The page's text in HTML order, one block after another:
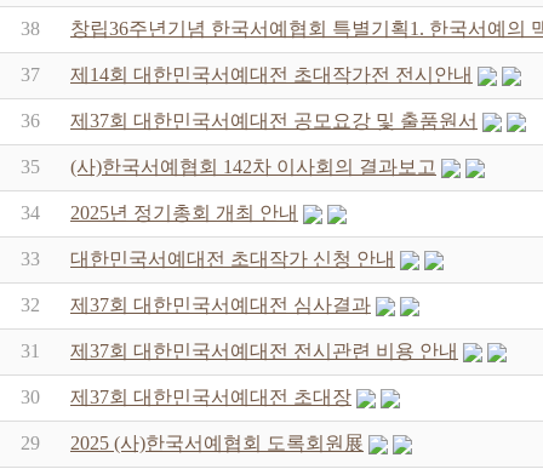
38 창립36주년기념 한국서예협회 특별기획1. 한국서예의
37 제14회 대한민국서예대전 초대작가전 전시안내
36 제37회 대한민국서예대전 공모요강 및 출품원서
35 (사)한국서예협회 142차 이사회의 결과보고
34 2025년 정기총회 개최 안내
33 대한민국서예대전 초대작가 신청 안내
32 제37회 대한민국서예대전 심사결과
31 제37회 대한민국서예대전 전시관련 비용 안내
30 제37회 대한민국서예대전 초대장
29 2025 (사)한국서예협회 도록회원展